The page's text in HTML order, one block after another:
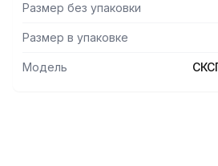
комплекта 32 кг. Габариты
Размер без упаковки
Размер в упаковке
Модель